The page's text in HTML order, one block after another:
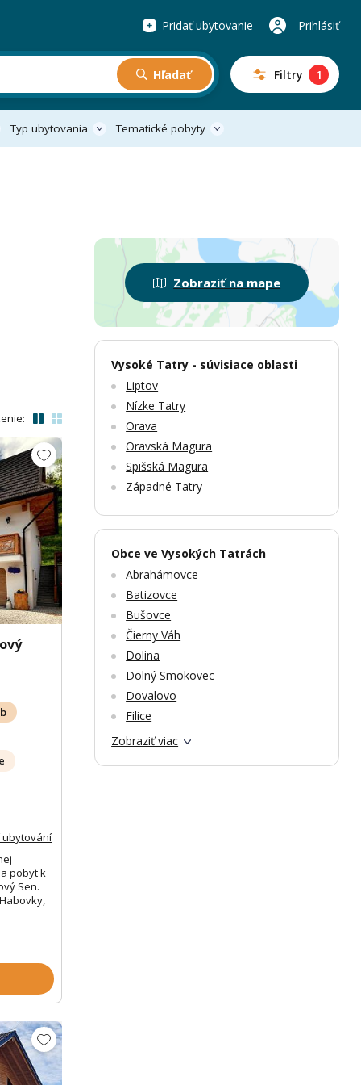
Hľadať Filtry 1
Pridať ubytovanie Prihlásiť
Typ ubytovania Tematické pobyty
Zobrazit dalších 51 fotek
ubytování
pobyt k
Sen.
Zobraziť na mape
Vysoké Tatry - súvisiace oblasti
Liptov
Nízke Tatry
Orava
Oravská Magura
Spišská Magura
Západné Tatry
Obce ve Vysokých Tatrách
Abrahámovce
Batizovce
Bušovce
Čierny Váh
Dolina
Dolný Smokovec
Dovalovo
Filice
Zobraziť viac